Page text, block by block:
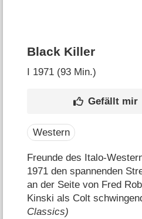
Black Killer
I 1971 (93 Min.)
Western
Freunde des Italo-
1971 den spannenden
an der Seite von Fred
Kinski als Colt
Classics)